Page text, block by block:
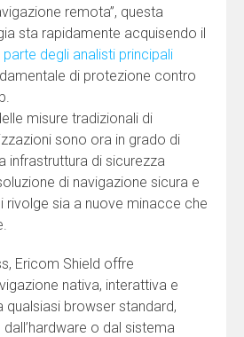
remota”, questa
sta rapidamente acquisendo il
degli analisti principali
di protezione contro
misure tradizionali di
sono ora in grado di
infrastruttura di sicurezza
di navigazione sicura e
rivolge sia a nuove minacce che
Ericom Shield offre
nativa, interattiva e
qualsiasi browser standard,
o dal sistema